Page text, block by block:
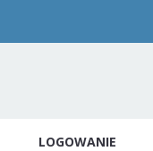
LOGOWANIE